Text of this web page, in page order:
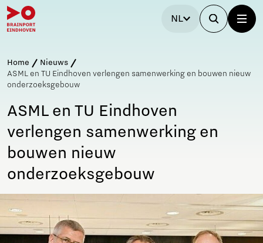
NL
Home
Nieuws
ASML en TU Eindhoven verlengen samenwerking en bouwen nieuw
onderzoeksgebouw
ASML en TU Eindhoven
verlengen samenwerking en
bouwen nieuw
onderzoeksgebouw